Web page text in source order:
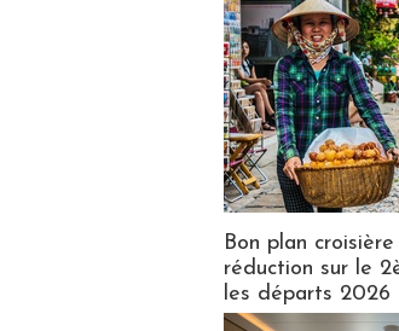
Bon plan
réduction sur le
les départs 2026